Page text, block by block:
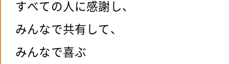
すべての人に感謝し、
みんなで共有して、
みんなで喜ぶ